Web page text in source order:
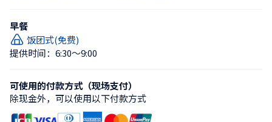
早餐
饭团式(免费)
提供时间：6:30〜9:00
可使用的付款方式（现场支付）
除现金外，可以使用以下付款方式